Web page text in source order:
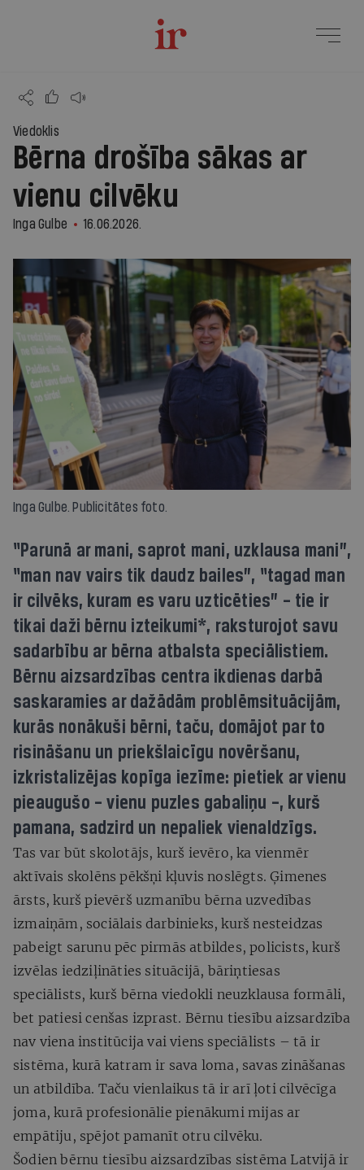
Viedoklis
Bērna drošība sākas ar
vienu cilvēku
Inga Gulbe 16.06.2026.
Inga Gulbe. Publicitātes foto.
“Parunā ar mani, saprot mani, uzklausa mani”,
“man nav vairs tik daudz bailes”, “tagad man
ir cilvēks, kuram es varu uzticēties” – tie ir
tikai daži bērnu izteikumi*, raksturojot savu
sadarbību ar bērna atbalsta speciālistiem.
Bērnu aizsardzības centra ikdienas darbā
saskaramies ar dažādām problēmsituācijām,
kurās nonākuši bērni, taču, domājot par to
risināšanu un priekšlaicīgu novēršanu,
izkristalizējas kopīga iezīme: pietiek ar vienu
pieaugušo – vienu puzles gabaliņu –, kurš
pamana, sadzird un nepaliek vienaldzīgs.
Tas var būt skolotājs, kurš ievēro, ka vienmēr
aktīvais skolēns pēkšņi kļuvis noslēgts. Ģimenes
ārsts, kurš pievērš uzmanību bērna uzvedības
izmaiņām, sociālais darbinieks, kurš nesteidzas
pabeigt sarunu pēc pirmās atbildes, policists, kurš
izvēlas iedziļināties situācijā, bāriņtiesas
speciālists, kurš bērna viedokli neuzklausa formāli,
bet patiesi cenšas izprast. Bērnu tiesību aizsardzība
nav viena institūcija vai viens speciālists – tā ir
sistēma, kurā katram ir sava loma, savas zināšanas
un atbildība. Taču vienlaikus tā ir arī ļoti cilvēcīga
joma, kurā profesionālie pienākumi mijas ar
empātiju, spējot pamanīt otru cilvēku.
Šodien bērnu tiesību aizsardzības sistēma Latvijā ir